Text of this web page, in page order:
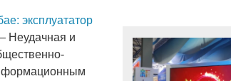
эксплуататор
Неудачная и
формационным